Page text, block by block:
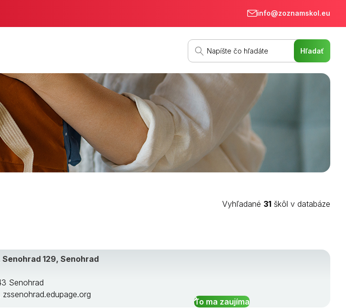
info@zoznamskol.eu
Vyhľadané 31 škôl v databáze
129, Senohrad
Senohrad
To ma zaujíma